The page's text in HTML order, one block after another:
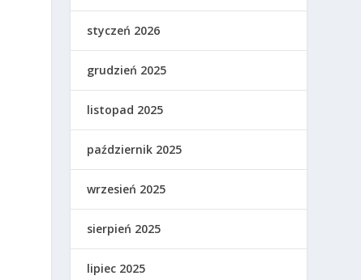
styczeń 2026
grudzień 2025
listopad 2025
październik 2025
wrzesień 2025
sierpień 2025
lipiec 2025